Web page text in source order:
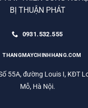
BỊ THUẬN PHÁT
0931.532.555
THANGMAYCHINHHANG.COM
55A, đường Louis I, KĐT
Mỗ, Hà Nội.